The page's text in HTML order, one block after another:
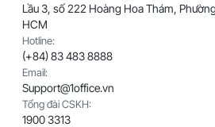
Lầu 3, số 222 Hoàng Hoa Thám,
HCM
Hotline:
(+84) 83 483 8888
Email:
Support@1office.vn
Tổng đài CSKH:
1900 3313